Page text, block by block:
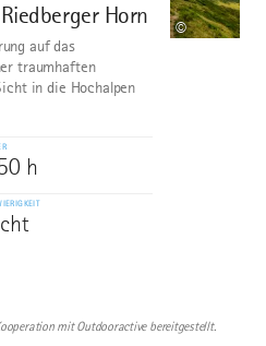
Horn
©
auf das
traumhaften
in die Hochalpen
h
mit Outdooractive bereitgestellt.